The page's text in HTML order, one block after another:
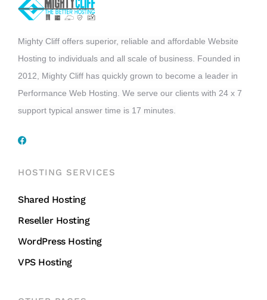
Mighty Cliff offers superior, reliable and affordable Website
Hosting to individuals and all scale of business. Founded in
2012, Mighty Cliff has quickly grown to become a leader in
Performance Web Hosting. We serve our clients with 24 x 7
support typical answer time is 17 minutes.
HOSTING SERVICES
Shared Hosting
Reseller Hosting
WordPress Hosting
VPS Hosting